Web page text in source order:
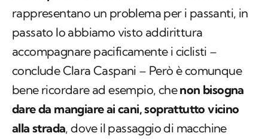
rappresentano un problema per i passanti, in
passato lo abbiamo visto addirittura
accompagnare pacificamente i ciclisti –
conclude Clara Caspani – Però è comunque
bene ricordare ad esempio, chenon bisogna
dare da mangiare ai cani, soprattutto vicino
alla strada, dove il passaggio di macchine